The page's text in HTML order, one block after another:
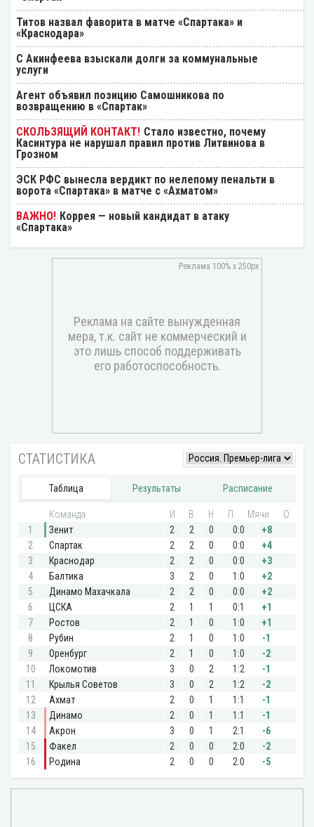
Титов назвал фаворита в матче «Спартака» и
«Краснодара»
С Акинфеева взыскали долги за коммунальные
услуги
Агент объявил позицию Самошникова по
возвращению в «Спартак»
Стало известно, почему
Касинтура не нарушал правил против Литвинова в
Грозном
ЭСК РФС вынесла вердикт по нелепому пенальти в
ворота «Спартака» в матче с «Ахматом»
Коррея — новый кандидат в атаку
«Спартака»